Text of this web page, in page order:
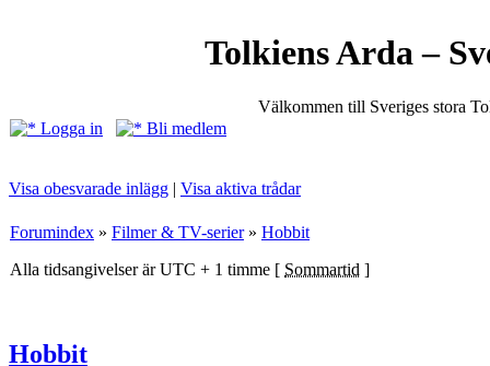
Tolkiens Arda –
Välkommen till Sveriges stora
Logga in
Bli medlem
Visa obesvarade inlägg | Visa aktiva trådar
Forumindex » Filmer & TV-serier» Hobbit
Alla tidsangivelser är UTC + 1 timme [ Sommartid ]
Hobbit